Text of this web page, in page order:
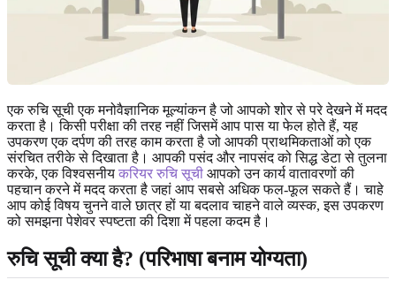
एक रुचि सूची एक मनोवैज्ञानिक मूल्यांकन है जो आपको शोर से परे देखने में मदद
करता है। किसी परीक्षा की तरह नहीं जिसमें आप पास या फेल होते हैं, यह
उपकरण एक दर्पण की तरह काम करता है जो आपकी प्राथमिकताओं को एक
संरचित तरीके से दिखाता है। आपकी पसंद और नापसंद को सिद्ध डेटा से तुलना
करके, एक विश्वसनीय करियर रुचि सूची आपको उन कार्य वातावरणों की
पहचान करने में मदद करता है जहां आप सबसे अधिक फल-फूल सकते हैं। चाहे
आप कोई विषय चुनने वाले छात्र हों या बदलाव चाहने वाले व्यस्क, इस उपकरण
को समझना पेशेवर स्पष्टता की दिशा में पहला कदम है।
रुचि सूची क्या है? (परिभाषा बनाम योग्यता)